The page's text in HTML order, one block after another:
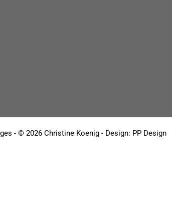
- © 2026 Christine Koenig - Design: PP Design